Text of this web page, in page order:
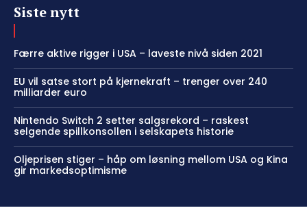
Siste nytt
Færre aktive rigger i USA – laveste nivå siden 2021
EU vil satse stort på kjernekraft – trenger over 240
milliarder euro
Nintendo Switch 2 setter salgsrekord – raskest
selgende spillkonsollen i selskapets historie
Oljeprisen stiger – håp om løsning mellom USA og Kina
gir markedsoptimisme